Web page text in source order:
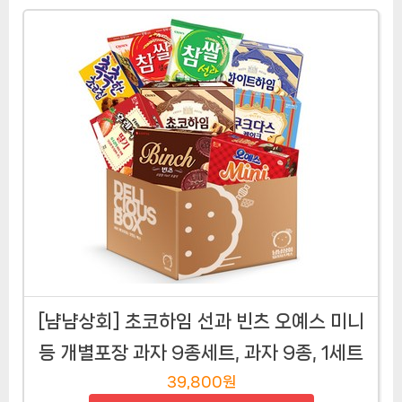
[냠냠상회] 초코하임 선과 빈츠 오예스 미니
등 개별포장 과자 9종세트, 과자 9종, 1세트
39,800원